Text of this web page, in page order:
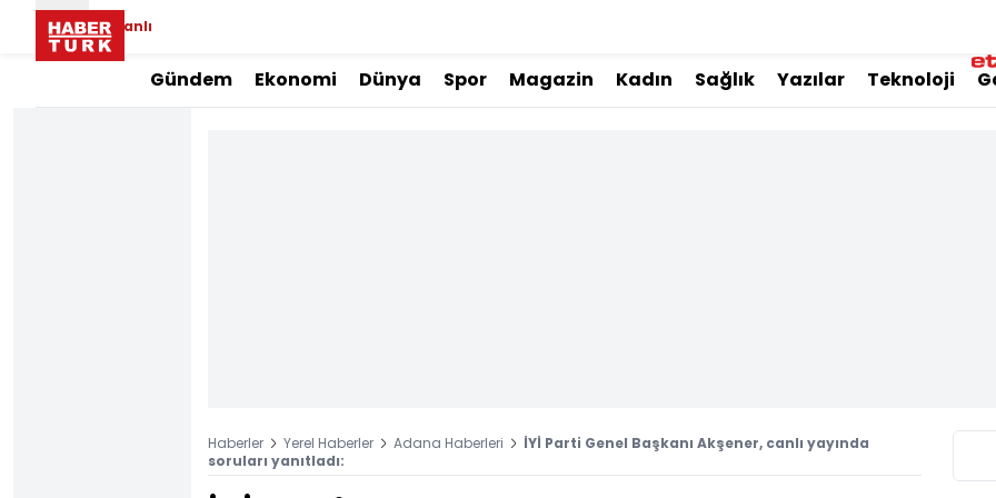
Canlı
Gündem Ekonomi Dünya Spor Magazin Kadın Sağlık Yazılar Teknoloji
Haberler Yerel Haberler Adana Haberleri
İYİ Parti Genel Başkanı Akşener, canlı yayında
soruları yanıtladı: